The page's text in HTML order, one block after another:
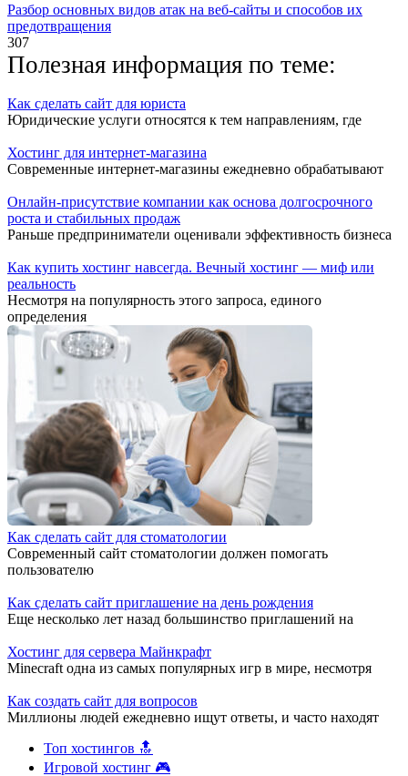
Разбор основных видов атак на веб-сайты и способов их
предотвращения
307
Полезная информация по теме:
Как сделать сайт для юриста
Юридические услуги относятся к тем направлениям, где
Хостинг для интернет-магазина
Современные интернет-магазины ежедневно обрабатывают
Онлайн-присутствие компании как основа долгосрочного
роста и стабильных продаж
Раньше предприниматели оценивали эффективность бизнеса
Как купить хостинг навсегда. Вечный хостинг — миф или
реальность
Несмотря на популярность этого запроса, единого
определения
Как сделать сайт для стоматологии
Современный сайт стоматологии должен помогать
пользователю
Как сделать сайт приглашение на день рождения
Еще несколько лет назад большинство приглашений на
Хостинг для сервера Майнкрафт
Minecraft одна из самых популярных игр в мире, несмотря
Как создать сайт для вопросов
Миллионы людей ежедневно ищут ответы, и часто находят
Топ хостингов 🔝
Игровой хостинг 🎮